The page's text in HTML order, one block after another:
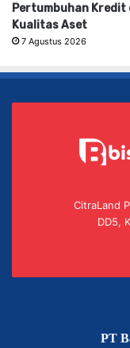
Pertumbuhan Kredit
Kualitas Aset
7 Agustus 2026
CitraLand
DD5,
PT